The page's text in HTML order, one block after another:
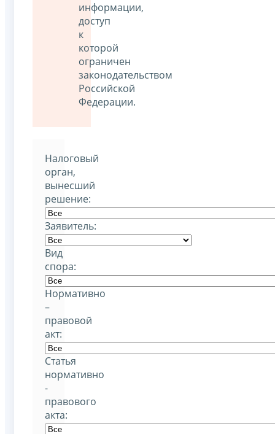
информации,
доступ
к
которой
ограничен
законодательством
Российской
Федерации.
Налоговый
орган,
вынесший
решение:
Заявитель:
Вид
спора:
Нормативно
–
правовой
акт:
Статья
нормативно
-
правового
акта: